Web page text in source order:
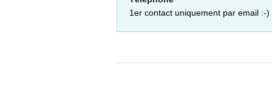
1er contact uniquement par email :-)